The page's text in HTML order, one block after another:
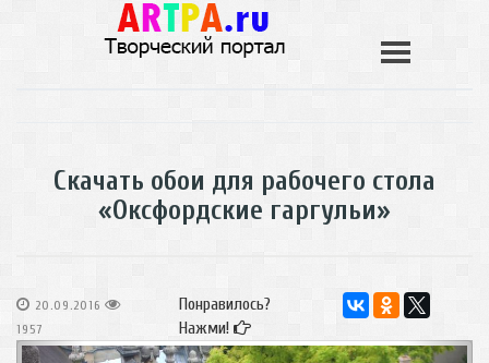
Скачать обои для рабочего стола
«Оксфордские гаргульи»
20.09.2016
1957
Понравилось?
Нажми!